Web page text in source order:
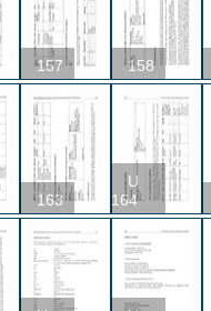
157 158
163
U
164